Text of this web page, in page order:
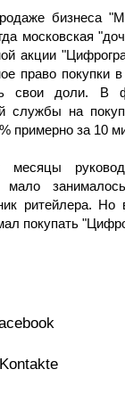
бизнеса
московская
акции
право
свои доли. В
службы на
примерно за 10
месяцы
ритейлера. Но
покупать